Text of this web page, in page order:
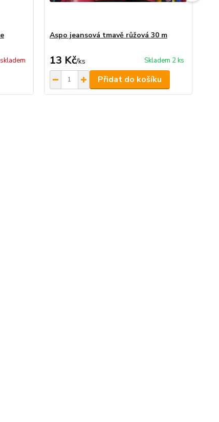
Aspo jeansová tmavě růžová 30 m
13 Kč/ks Skladem 2 ks
Přidat do košíku